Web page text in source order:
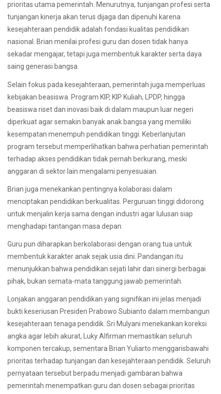
prioritas utama pemerintah. Menurutnya, tunjangan profesi serta
tunjangan kinerja akan terus dijaga dan dipenuhi karena
kesejahteraan pendidik adalah fondasi kualitas pendidikan
nasional. Brian menilai profesi guru dan dosen tidak hanya
sekadar mengajar, tetapi juga membentuk karakter serta daya
saing generasi bangsa.
Selain fokus pada kesejahteraan, pemerintah juga memperluas
kebijakan beasiswa. Program KIP, KIP Kuliah, LPDP, hingga
beasiswa riset dan inovasi baik di dalam maupun luar negeri
diperkuat agar semakin banyak anak bangsa yang memiliki
kesempatan menempuh pendidikan tinggi. Keberlanjutan
program tersebut memperlihatkan bahwa perhatian pemerintah
terhadap akses pendidikan tidak pernah berkurang, meski
anggaran di sektor lain mengalami penyesuaian.
Brian juga menekankan pentingnya kolaborasi dalam
menciptakan pendidikan berkualitas. Perguruan tinggi didorong
untuk menjalin kerja sama dengan industri agar lulusan siap
menghadapi tantangan masa depan.
Guru pun diharapkan berkolaborasi dengan orang tua untuk
membentuk karakter anak sejak usia dini. Pandangan itu
menunjukkan bahwa pendidikan sejati lahir dari sinergi berbagai
pihak, bukan semata-mata tanggung jawab pemerintah.
Lonjakan anggaran pendidikan yang signifikan ini jelas menjadi
bukti keseriusan Presiden Prabowo Subianto dalam membangun
kesejahteraan tenaga pendidik. Sri Mulyani menekankan koreksi
angka agar lebih akurat, Luky Alfirman memastikan seluruh
komponen tercakup, sementara Brian Yuliarto menggarisbawahi
prioritas terhadap tunjangan dan kesejahteraan pendidik. Seluruh
pernyataan tersebut berpadu menjadi gambaran bahwa
pemerintah menempatkan guru dan dosen sebagai prioritas